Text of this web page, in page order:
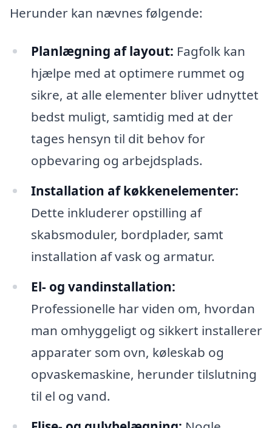
Herunder kan nævnes følgende:
Planlægning af layout: Fagfolk kan
hjælpe med at optimere rummet og
sikre, at alle elementer bliver udnyttet
bedst muligt, samtidig med at der
tages hensyn til dit behov for
opbevaring og arbejdsplads.
Installation af køkkenelementer:
Dette inkluderer opstilling af
skabsmoduler, bordplader, samt
installation af vask og armatur.
El- og vandinstallation:
Professionelle har viden om, hvordan
man omhyggeligt og sikkert installerer
apparater som ovn, køleskab og
opvaskemaskine, herunder tilslutning
til el og vand.